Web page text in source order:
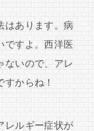
はあります。病
ですよ。西洋医
ないので、アレ
からね！
レルギー症状が